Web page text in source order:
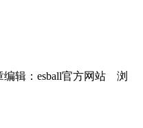
编辑：esball官方网站 浏